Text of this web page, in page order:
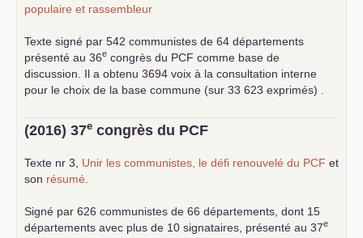
populaire et rassembleur
Texte signé par 542 communistes de 64 départements
présenté au 36e congrès du PCF comme base de
discussion. Il a obtenu 3694 voix à la consultation interne
pour le choix de la base commune (sur 33 623 exprimés) .
(2016) 37e congrès du PCF
Texte nr 3, Unir les communistes, le défi renouvelé du PCF et
son résumé
Signé par 626 communistes de 66 départements, dont 15
départements avec plus de 10 signataires, présenté au 37e